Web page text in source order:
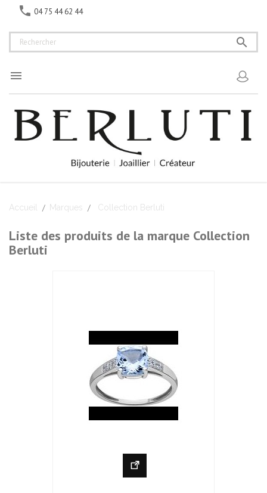
 04 75 44 62 44


Accueil Marques Collection Berluti
Liste des produits de la marque Collection
Berluti